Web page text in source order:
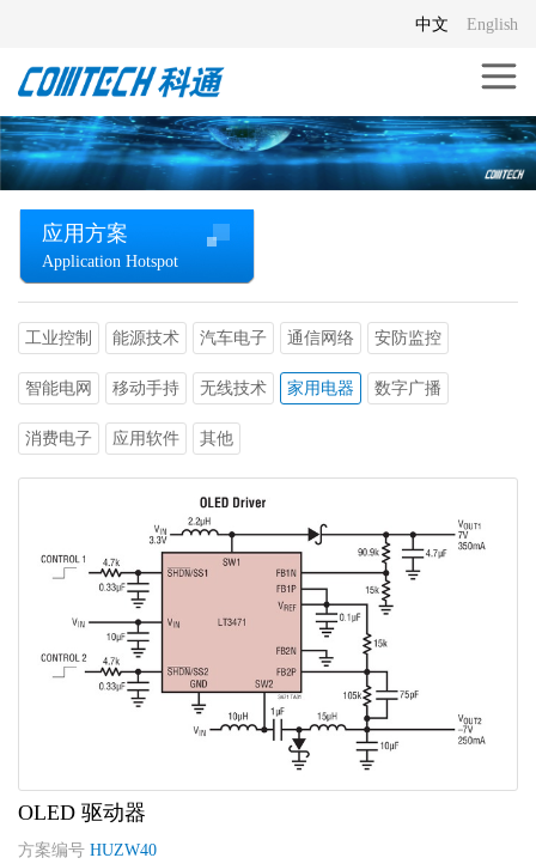
English
中文
应用方案
Application Hotspot
工业控制 能源技术 汽车电子 通信网络 安防监控
智能电网 移动手持 无线技术 家用电器 数字广播
消费电子 应用软件 其他
OLED 驱动器
方案编号 HUZW40